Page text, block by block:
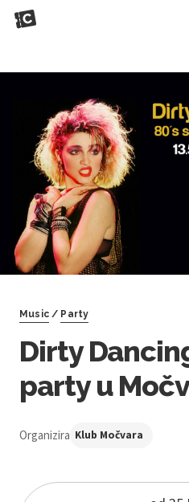
Music / Party
Dirty
party u
Organizira Klub Močvara